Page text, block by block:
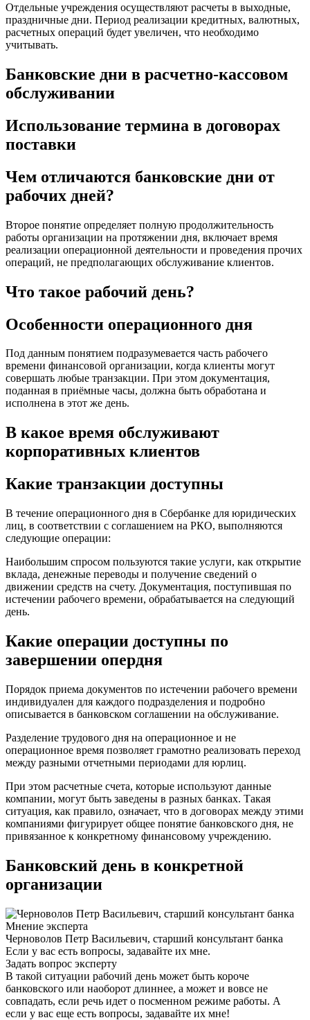
Отдельные учреждения осуществляют расчеты в выходные,
праздничные дни. Период реализации кредитных, валютных,
расчетных операций будет увеличен, что необходимо
учитывать.
Банковские дни в расчетно-кассовом
обслуживании
Использование термина в договорах
поставки
Чем отличаются банковские дни от
рабочих дней?
Второе понятие определяет полную продолжительность
работы организации на протяжении дня, включает время
реализации операционной деятельности и проведения прочих
операций, не предполагающих обслуживание клиентов.
Что такое рабочий день?
Особенности операционного дня
Под данным понятием подразумевается часть рабочего
времени финансовой организации, когда клиенты могут
совершать любые транзакции. При этом документация,
поданная в приёмные часы, должна быть обработана и
исполнена в этот же день.
В какое время обслуживают
корпоративных клиентов
Какие транзакции доступны
В течение операционного дня в Сбербанке для юридических
лиц, в соответствии с соглашением на РКО, выполняются
следующие операции:
Наибольшим спросом пользуются такие услуги, как открытие
вклада, денежные переводы и получение сведений о
движении средств на счету. Документация, поступившая по
истечении рабочего времени, обрабатывается на следующий
день.
Какие операции доступны по
завершении опердня
Порядок приема документов по истечении рабочего времени
индивидуален для каждого подразделения и подробно
описывается в банковском соглашении на обслуживание.
Разделение трудового дня на операционное и не
операционное время позволяет грамотно реализовать переход
между разными отчетными периодами для юрлиц.
При этом расчетные счета, которые используют данные
компании, могут быть заведены в разных банках. Такая
ситуация, как правило, означает, что в договорах между этими
компаниями фигурирует общее понятие банковского дня, не
привязанное к конкретному финансовому учреждению.
Банковский день в конкретной
организации
Мнение эксперта
Черноволов Петр Васильевич, старший консультант банка
Если у вас есть вопросы, задавайте их мне.
Задать вопрос эксперту
В такой ситуации рабочий день может быть короче
банковского или наоборот длиннее, а может и вовсе не
совпадать, если речь идет о посменном режиме работы. А
если у вас еще есть вопросы, задавайте их мне!